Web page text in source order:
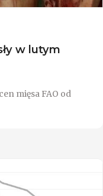
w lutym
mięsa FAO od